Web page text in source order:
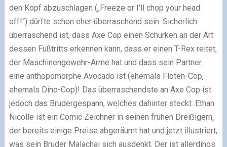
den Kopf abzuschlagen („Freeze or I'll chop your head
off!“) dürfte schon eher überraschend sein. Sicherlich
überraschend ist, dass Axe Cop einen Schurken an der Art
dessen Fußtritts erkennen kann, dass er einen T-Rex reitet,
der Maschinengewehr-Arme hat und dass sein Partner
eine anthopomorphe Avocado ist (ehemals Flöten-Cop,
ehemals Dino-Cop)! Das überraschendste an Axe Cop ist
jedoch das Brudergespann, welches dahinter steckt. Ethan
Nicolle ist ein Comic Zeichner in seinen frühen Dreißigern,
der bereits einige Preise abgeräumt hat und jetzt illustriert,
was sein Bruder Malachai sich ausdenkt. Der ist allerdings